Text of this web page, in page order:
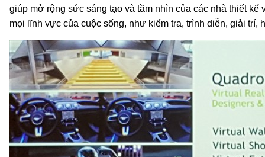
giúp mở rộng sức sáng tạo và tầm nhìn của các nhà thiết
mọi lĩnh vực của cuộc sống, như kiểm tra, trình diễn, giải